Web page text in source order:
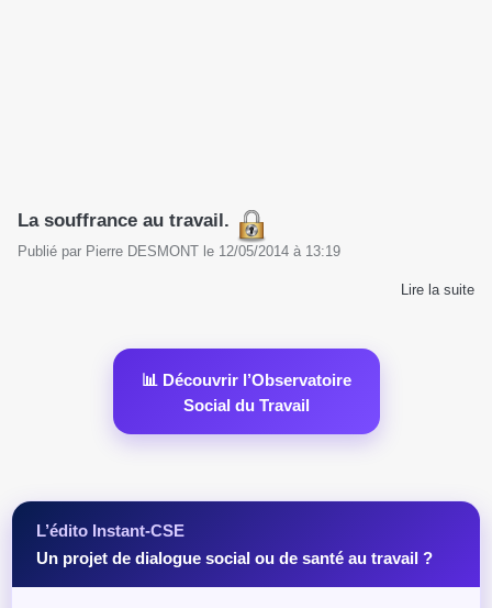
La souffrance au travail.
Publié par Pierre DESMONT le 12/05/2014 à 13:19
Lire la suite
📊 Découvrir l’Observatoire
Social du Travail
L’édito Instant-CSE
Un projet de dialogue social ou de santé au travail ?